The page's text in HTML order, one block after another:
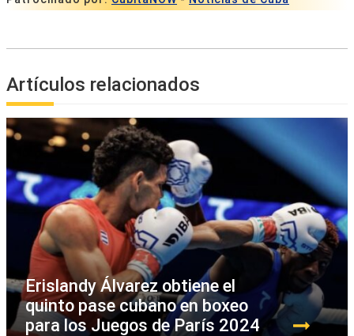
Artículos relacionados
Erislandy Álvarez obtiene el
quinto pase cubano en boxeo
para los Juegos de París 2024